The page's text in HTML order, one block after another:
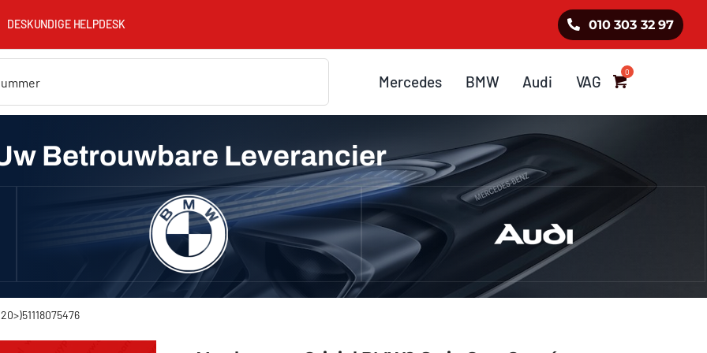
DESKUNDIGE HELPDESK 010 303 32 97
Mercedes BMW Audi VAG
Betrouwbare Leverancier